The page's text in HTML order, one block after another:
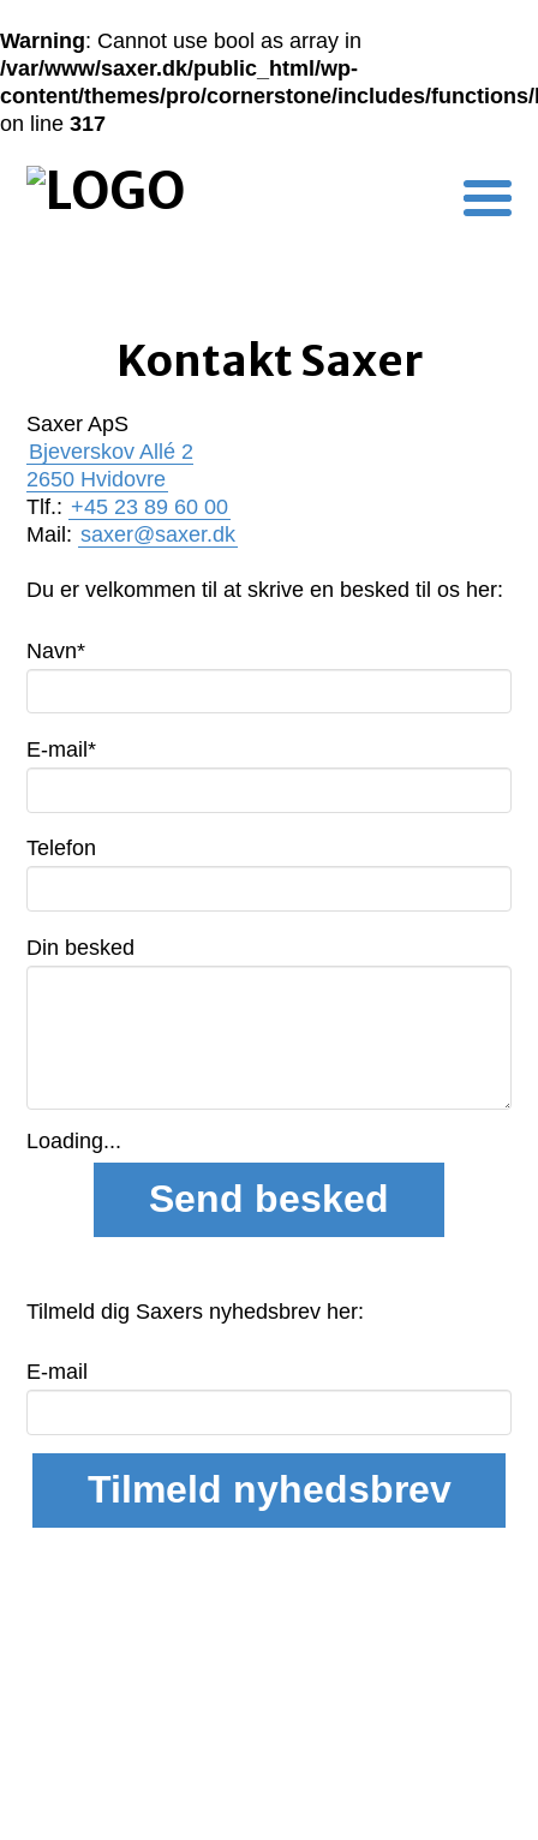
Warning: Cannot use bool as array in
/var/www/saxer.dk/public_html/wp-
content/themes/pro/cornerstone/includes/
on line 317
Kontakt Saxer
Saxer ApS
Bjeverskov Allé 2
2650 Hvidovre
Tlf.: +45 23 89 60 00
Mail: saxer@saxer.dk
Du er velkommen til at skrive en besked til os her:
Navn*
E-mail*
Telefon
Din besked
Loading...
Tilmeld dig Saxers nyhedsbrev her:
E-mail